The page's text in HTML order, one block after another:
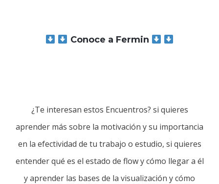
Conoce a Fermin
¿Te interesan estos Encuentros? si quieres
aprender más sobre la motivación y su importancia
en la efectividad de tu trabajo o estudio, si quieres
entender qué es el estado de flow y cómo llegar a él
y aprender las bases de la visualización y cómo